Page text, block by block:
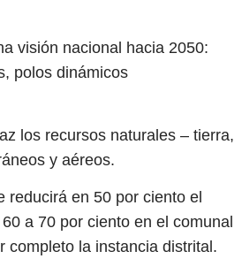
visión nacional hacia 2050:
polos dinámicos
los recursos naturales – tierra,
y aéreos.
reducirá en 50 por ciento el
a 70 por ciento en el comunal
completo la instancia distrital.